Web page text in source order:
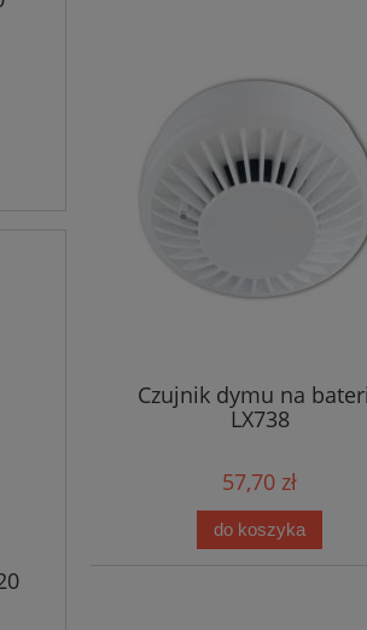
Czujnik dymu na
LX738
57,70 zł
do koszyka